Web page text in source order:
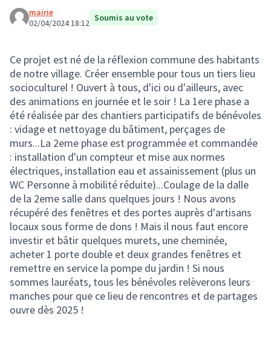
mairie
02/04/2024 18:12 Soumis au vote
Ce projet est né de la réflexion commune des habitants
de notre village. Créer ensemble pour tous un tiers lieu
socioculturel ! Ouvert à tous, d'ici ou d'ailleurs, avec
des animations en journée et le soir ! La 1ere phase a
été réalisée par des chantiers participatifs de bénévoles
: vidage et nettoyage du bâtiment, perçages de
murs...La 2eme phase est programmée et commandée
: installation d'un compteur et mise aux normes
électriques, installation eau et assainissement (plus un
WC Personne à mobilité réduite)...Coulage de la dalle
de la 2eme salle dans quelques jours ! Nous avons
récupéré des fenêtres et des portes auprès d'artisans
locaux sous forme de dons ! Mais il nous faut encore
investir et bâtir quelques murets, une cheminée,
acheter 1 porte double et deux grandes fenêtres et
remettre en service la pompe du jardin ! Si nous
sommes lauréats, tous les bénévoles relèverons leurs
manches pour que ce lieu de rencontres et de partages
ouvre dès 2025 !